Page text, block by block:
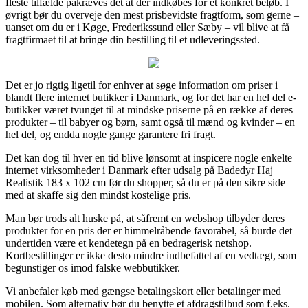
øvrigt bør du overveje den mest prisbevidste fragtform, som gerne –
uanset om du er i Køge, Frederikssund eller Sæby – vil blive at få
fragtfirmaet til at bringe din bestilling til et udleveringssted.
Det er jo rigtig ligetil for enhver at søge information om priser i
blandt flere internet butikker i Danmark, og for det har en hel del e-
butikker været tvunget til at mindske priserne på en række af deres
produkter – til babyer og børn, samt også til mænd og kvinder – en
hel del, og endda nogle gange garantere fri fragt.
Det kan dog til hver en tid blive lønsomt at inspicere nogle enkelte
internet virksomheder i Danmark efter udsalg på Badedyr Haj
Realistik 183 x 102 cm før du shopper, så du er på den sikre side
med at skaffe sig den mindst kostelige pris.
Man bør trods alt huske på, at såfremt en webshop tilbyder deres
produkter for en pris der er himmelråbende favorabel, så burde det
undertiden være et kendetegn på en bedragerisk netshop.
Kortbestillinger er ikke desto mindre indbefattet af en vedtægt, som
begunstiger os imod falske webbutikker.
Vi anbefaler køb med gængse betalingskort eller betalinger med
mobilen. Som alternativ bør du benytte et afdragstilbud som f.eks.